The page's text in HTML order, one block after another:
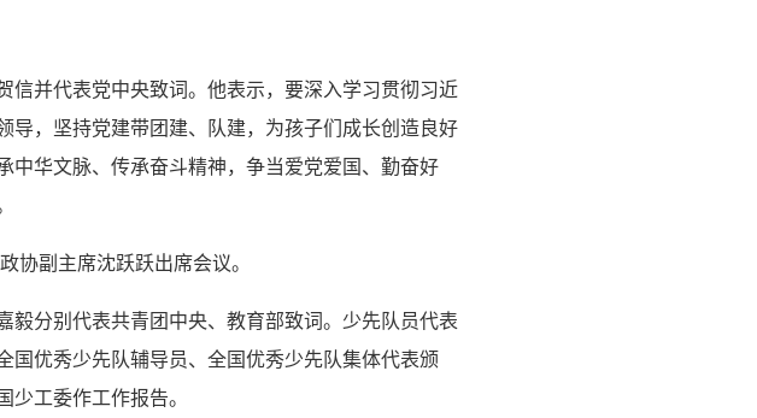
并代表党中央致词。他表示，要深入学习贯彻习近
，坚持党建带团建、队建，为孩子们成长创造良好
华文脉、传承奋斗精神，争当爱党爱国、勤奋好
协副主席沈跃跃出席会议。
分别代表共青团中央、教育部致词。少先队员代表
国优秀少先队辅导员、全国优秀少先队集体代表颁
工委作工作报告。